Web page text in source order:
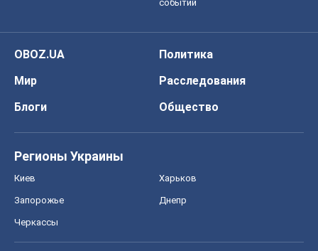
событий
OBOZ.UA
Политика
Мир
Расследования
Блоги
Общество
Регионы Украины
Киев Харьков
Запорожье Днепр
Черкассы